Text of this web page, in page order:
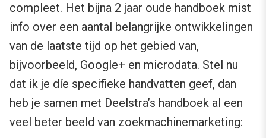
compleet. Het bijna 2 jaar oude handboek mist
info over een aantal belangrijke ontwikkelingen
van de laatste tijd op het gebied van,
bijvoorbeeld, Google+ en microdata. Stel nu
dat ik je díe specifieke handvatten geef, dan
heb je samen met Deelstra’s handboek al een
veel beter beeld van zoekmachinemarketing: